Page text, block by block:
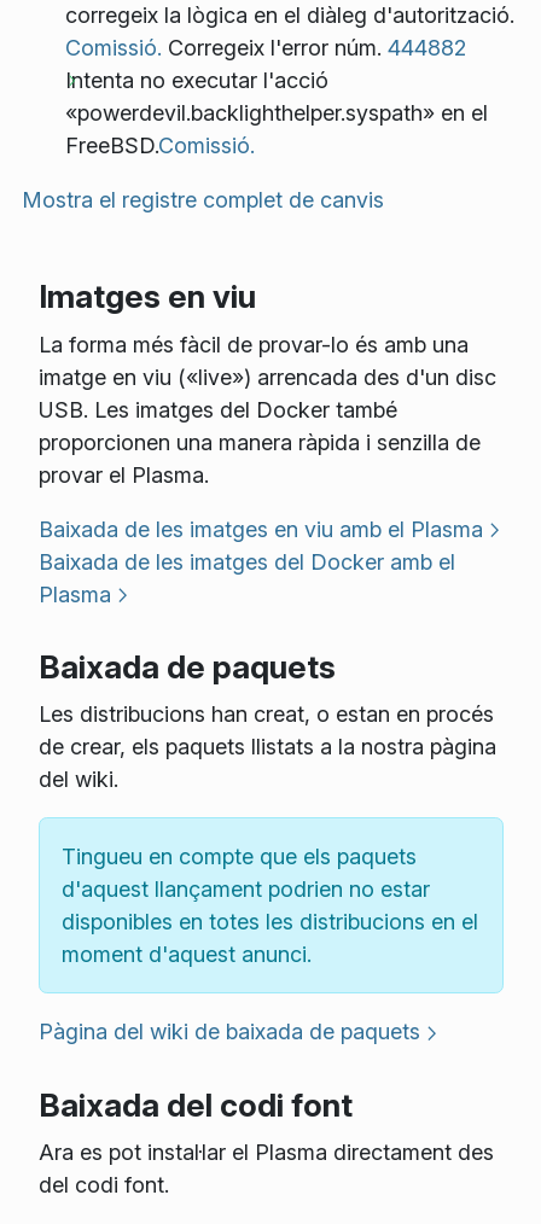
corregeix la lògica en el diàleg d'autorització.
Comissió. Corregeix l'error núm. 444882
Intenta no executar l'acció
«powerdevil.backlighthelper.syspath» en el
FreeBSD.Comissió.
Mostra el registre complet de canvis
Imatges en viu
La forma més fàcil de provar-lo és amb una
imatge en viu («live») arrencada des d'un disc
USB. Les imatges del Docker també
proporcionen una manera ràpida i senzilla de
provar el Plasma.
Baixada de les imatges en viu amb el Plasma
Baixada de les imatges del Docker amb el
Plasma
Baixada de paquets
Les distribucions han creat, o estan en procés
de crear, els paquets llistats a la nostra pàgina
del wiki.
Tingueu en compte que els paquets
d'aquest llançament podrien no estar
disponibles en totes les distribucions en el
moment d'aquest anunci.
Pàgina del wiki de baixada de paquets
Baixada del codi font
Ara es pot instal·lar el Plasma directament des
del codi font.